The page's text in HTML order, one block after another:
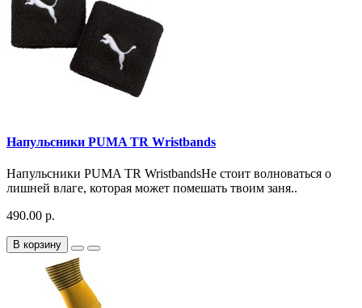
Напульсники PUMA TR Wristbands
Напульсники PUMA TR WristbandsНе стоит волноваться о
лишней влаге, которая может помешать твоим заня..
490.00 р.
В корзину